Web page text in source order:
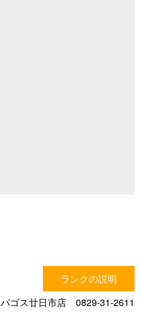
ランクの説明
パゴス廿日市店 0829-31-2611